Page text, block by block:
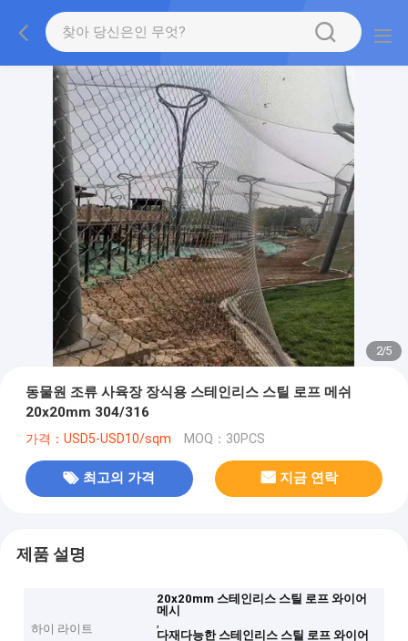
2/5
동물원 조류 사육장 장식용 스테인리스 스틸 로프 메쉬
20x20mm 304/316
가격：USD5-USD10/sqm MOQ：30PCS
최고의 가격 지금 연락
제품 설명
하이 라이트
20x20mm 스테인리스 스틸 로프 와이어
메시
,
다재다능한 스테인리스 스틸 로프 와이어